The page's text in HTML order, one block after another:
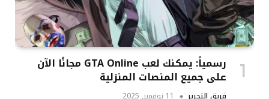
رسمياً: يمكنك لعب GTA Online مجانًا الآن
على جميع المنصات المنزلية
فريق التحرير 11 نوفمبر, 2025